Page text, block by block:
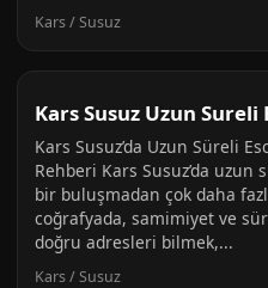
Kars / Susuz
Kars Susuz Uzun Sureli
Kars Susuz’da Uzun Süreli
Rehberi Kars Susuz’da uzun
bir buluşmadan çok daha
coğrafyada, samimiyet ve
doğru adresleri bilmek,...
Kars / Susuz